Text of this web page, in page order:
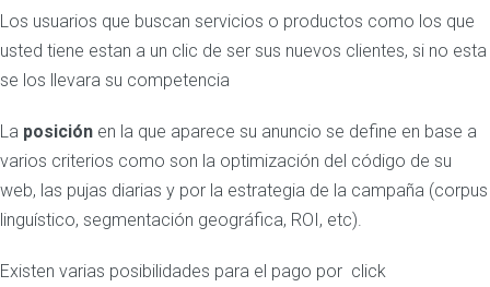
Los usuarios que buscan servicios o productos como los que
usted tiene estan a un clic de ser sus nuevos clientes, si no esta
se los llevara su competencia
La posición en la que aparece su anuncio se define en base a
varios criterios como son la optimización del código de su
web, las pujas diarias y por la estrategia de la campaña (corpus
linguístico, segmentación geográfica, ROI, etc).
Existen varias posibilidades para el pago por click